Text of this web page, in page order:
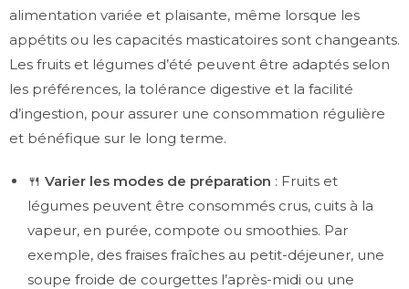
alimentation variée et plaisante, même lorsque les
appétits ou les capacités masticatoires sont changeants.
Les fruits et légumes d’été peuvent être adaptés selon
les préférences, la tolérance digestive et la facilité
d’ingestion, pour assurer une consommation régulière
et bénéfique sur le long terme.
🍴 Varier les modes de préparation : Fruits et
légumes peuvent être consommés crus, cuits à la
vapeur, en purée, compote ou smoothies. Par
exemple, des fraises fraîches au petit-déjeuner, une
soupe froide de courgettes l’après-midi ou une